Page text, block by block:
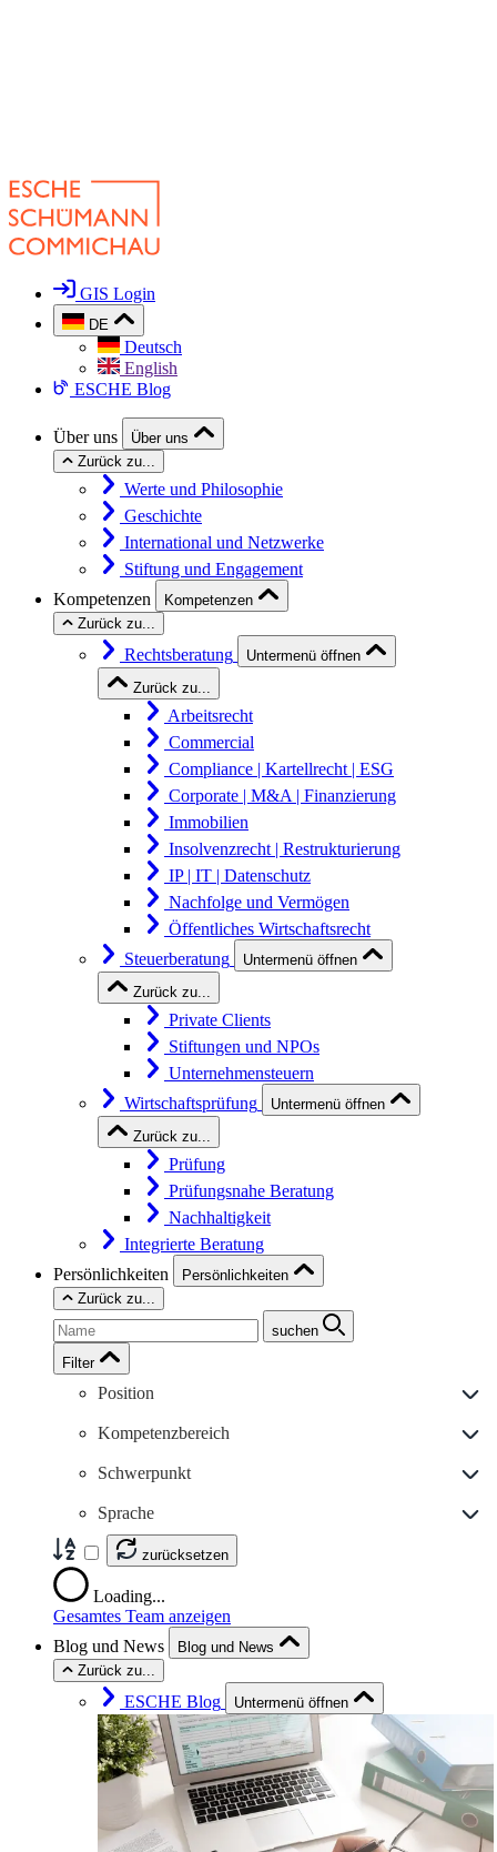
GIS Login
DE
Deutsch
English
ESCHE Blog
Über uns
Über uns
Zurück zu...
Werte und Philosophie
Geschichte
International und Netzwerke
Stiftung und Engagement
Kompetenzen
Kompetenzen
Zurück zu...
Rechtsberatung
Untermenü öffnen
Zurück zu...
Arbeitsrecht
Commercial
Compliance | Kartellrecht | ESG
Corporate | M&A | Finanzierung
Immobilien
Insolvenzrecht | Restrukturierung
IP | IT | Datenschutz
Nachfolge und Vermögen
Öffentliches Wirtschaftsrecht
Steuerberatung
Untermenü öffnen
Zurück zu...
Private Clients
Stiftungen und NPOs
Unternehmensteuern
Wirtschaftsprüfung
Untermenü öffnen
Zurück zu...
Prüfung
Prüfungsnahe Beratung
Nachhaltigkeit
Integrierte Beratung
Persönlichkeiten
Persönlichkeiten
Zurück zu...
suchen
Filter
Position
Kompetenzbereich
Schwerpunkt
Sprache
zurücksetzen
Loading...
Gesamtes Team anzeigen
Blog und News
Blog und News
Zurück zu...
ESCHE Blog Untermenü öffnen